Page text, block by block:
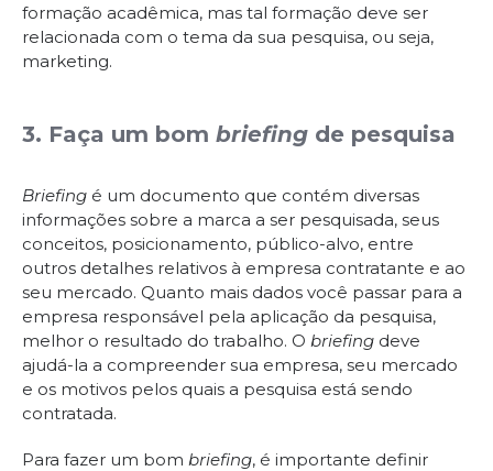
formação acadêmica, mas tal formação deve ser
relacionada com o tema da sua pesquisa, ou seja,
marketing.
3. Faça um bom briefing de pesquisa
Briefing é um documento que contém diversas
informações sobre a marca a ser pesquisada, seus
conceitos, posicionamento, público-alvo, entre
outros detalhes relativos à empresa contratante e ao
seu mercado. Quanto mais dados você passar para a
empresa responsável pela aplicação da pesquisa,
melhor o resultado do trabalho. O briefing deve
ajudá-la a compreender sua empresa, seu mercado
e os motivos pelos quais a pesquisa está sendo
contratada.
Para fazer um bom briefing, é importante definir